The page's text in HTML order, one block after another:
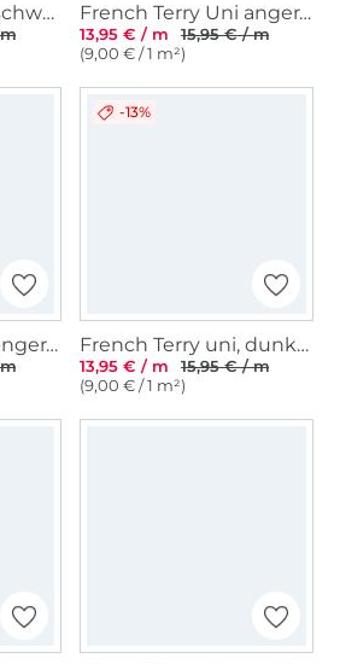
French Terry uni, schwarz French Terry Uni angeraut, schwarz
13,95 € / m
15,95 € / m
(9,00 € / 1 m²)
French Terry Uni angeraut, beige
-13%
French Terry uni, dunkelblau
13,95 € / m
15,95 € / m
(9,00 € / 1 m²)